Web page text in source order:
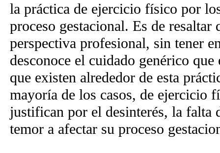
la práctica de ejercicio físico por
proceso gestacional. Es de
perspectiva profesional, sin tener
desconoce el cuidado genérico
que existen alrededor de esta
mayoría de los casos, de ejercicio
justifican por el desinterés, la falta
temor a afectar su proceso